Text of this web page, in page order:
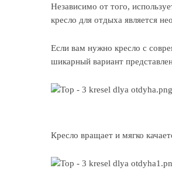
Независимо от того,
кресло для отдыха является
Если вам нужно кресло с
шикарный вариант
Кресло вращает и мягко